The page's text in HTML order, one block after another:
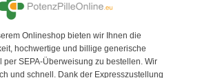
Onlineshop bieten wir Ihnen die
hochwertige und billige generische
per SEPA-Überweisung zu bestellen. Wir
und schnell. Dank der Expresszustellung